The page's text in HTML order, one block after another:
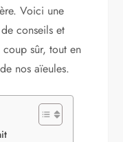
Voici une
conseils et
coup sûr, tout en
nos aïeules.